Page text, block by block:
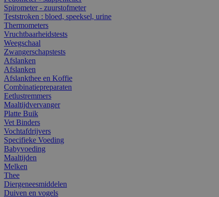
Spirometer - zuurstofmeter
Teststroken : bloed, speeksel, urine
Thermometers
Vruchtbaarheidstests
Weegschaal
Zwangerschapstests
Afslanken
Afslanken
Afslankthee en Koffie
Combinatiepreparaten
Eetlustremmers
Maaltijdvervanger
Platte Buik
Vet Binders
Vochtafdrijvers
Specifieke Voeding
Babyvoeding
Maaltijden
Melken
Thee
Diergeneesmiddelen
Duiven en vogels